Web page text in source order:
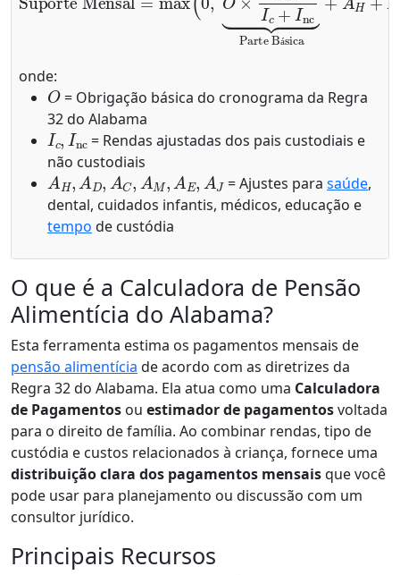
onde:
O
= Obrigação básica do cronograma da Regra
32 do Alabama
Ic,Inc
= Rendas ajustadas dos pais custodiais e
não custodiais
AH, AD,AC,AM ,
= Ajustes parasaúde,
dental, cuidados infantis, médicos, educação e
tempo de custódia
O que é a Calculadora de Pensão
Alimentícia do Alabama?
Esta ferramenta estima os pagamentos mensais de
pensão alimentícia de acordo com as diretrizes da
Regra 32 do Alabama. Ela atua como uma Calculadora
de Pagamentos ou estimador de pagamentosvoltada
para o direito de família. Ao combinar rendas, tipo de
custódia e custos relacionados à criança, fornece uma
distribuição clara dos pagamentos mensaisque você
pode usar para planejamento ou discussão com um
consultor jurídico.
Principais Recursos